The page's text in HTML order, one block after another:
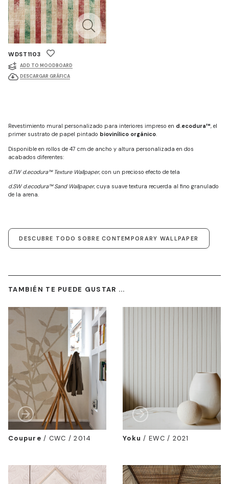
WDST1103
ADD TO MOODBOARD
DESCARGAR GRÁFICA
Revestimiento mural personalizado para interiores impreso en d.ecodura™, el
primer sustrato de papel pintado biovinílico orgánico.
Disponible en rollos de 47 cm de ancho y altura personalizada en dos
acabados diferentes:
d.TW d.ecodura™ Texture Wallpaper, con un precioso efecto de tela
d.SW d.ecodura™ Sand Wallpaper, cuya suave textura recuerda al fino granulado
de la arena.
DESCUBRE TODO SOBRE CONTEMPORARY WALLPAPER
TAMBIÉN TE PUEDE GUSTAR ...
Coupure / CWC / 2014 Yoku / EWC / 2021